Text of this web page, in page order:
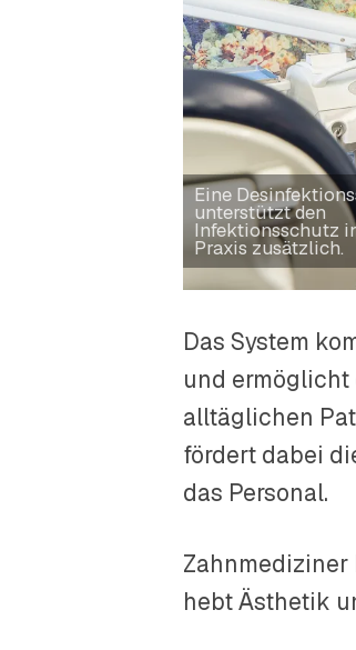
Eine
unterstützt den
Infektionsschutz
Praxis zusätzlich.
Das System
und ermöglicht
alltäglichen
fördert dabei
das Personal.
Zahnmediziner
hebt Ästhetik